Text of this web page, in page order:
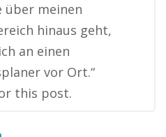
über meinen
hinaus geht,
an einen
vor Ort.“
this post.